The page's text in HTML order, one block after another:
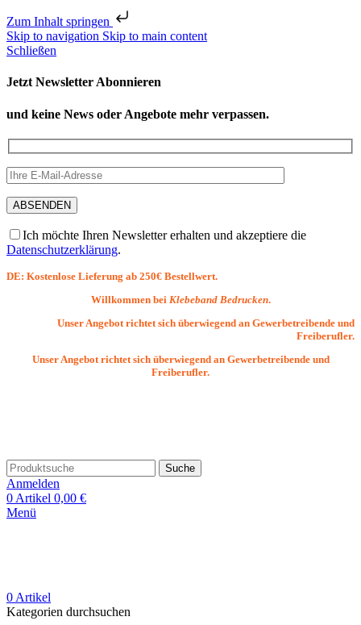
Zum Inhalt springen
Skip to navigation Skip to main content
Schließen
Jetzt Newsletter Abonnieren
und keine News oder Angebote mehr verpassen.
Ich möchte Ihren Newsletter erhalten und akzeptiere die
Datenschutzerklärung.
DE: Kostenlose Lieferung ab 250€ Bestellwert.
Willkommen bei Klebeband Bedrucken.
Unser Angebot richtet sich überwiegend an Gewerbetreibende und
Freiberufler.
Unser Angebot richtet sich überwiegend an Gewerbetreibende und
Freiberufler.
Suche
Anmelden
0 Artikel 0,00 €
Menü
0 Artikel
Kategorien durchsuchen